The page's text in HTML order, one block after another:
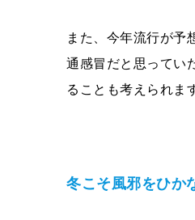
また、今年流行が予
通感冒だと思ってい
ることも考えられま
冬こそ風邪をひか